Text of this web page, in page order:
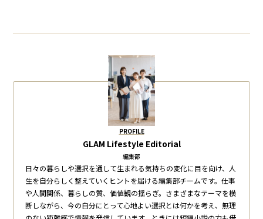
PROFILE
GLAM Lifestyle Editorial
編集部
日々の暮らしや選択を通して生まれる気持ちの変化に目を向け、人
生を自分らしく整えていくヒントを届ける編集部チームです。仕事
や人間関係、暮らしの質、価値観の揺らぎ。さまざまなテーマを横
断しながら、今の自分にとって心地よい選択とは何かを考え、無理